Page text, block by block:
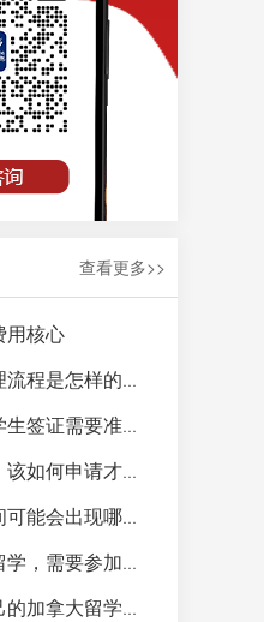
查看更多>>
用核心
是怎样的呢？
要准备哪些文件呢？
功拿到加拿大学生签证呢？
体该如何去处理这些紧急情况呢？
试，达到什么水平才能申请呢？
学院校和专业呢？